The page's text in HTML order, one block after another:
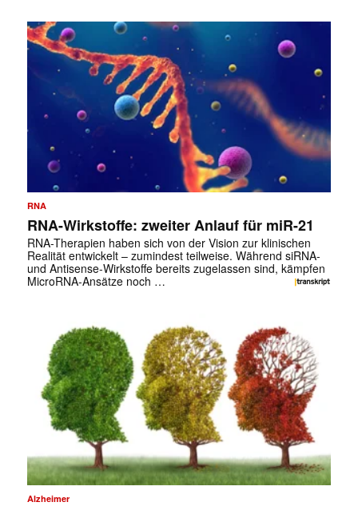
RNA
RNA-Wirkstoffe: zweiter Anlauf für miR-21
RNA-Therapien haben sich von der Vision zur klinischen
Realität entwickelt – zumindest teilweise. Während siRNA-
und Antisense-Wirkstoffe bereits zugelassen sind, kämpfen
MicroRNA-Ansätze noch …
Alzheimer